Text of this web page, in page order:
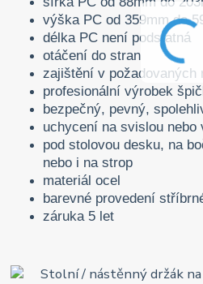
výška PC od 359mm do
délka PC není podstatná
otáčení do stran
zajištění v požadovaných
profesionální výrobek
bezpečný, pevný,
uchycení na svislou nebo
pod stolovou desku, na
nebo i na strop
materiál ocel
barevné provedení
záruka 5 let